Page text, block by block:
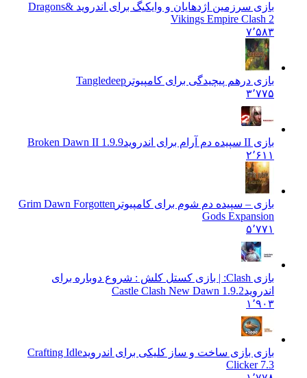
بازی سرزمین اژدهایان و وایکیگ برای اندروید &Dragons
Vikings Empire Clash 2
۷٬۵۸۳
بازی درهم پیچیدگی برای کامپیوترTangledeep
۳٬۷۷۵
بازی II سپیده دم آرام برای اندروید
Broken Dawn II 1.9.9
۲٬۶۱۱
بازی – سپیده دم شوم برای کامپیوترGrim Dawn Forgotten
Gods Expansion
۵٬۷۷۱
بازی Clash: | بازی کستل کلش : شروع دوباره برای
اندروید Castle Clash New Dawn 1.9.2
۱٬۹۰۳
بازی بازی ساخت و ساز کلیکی برای اندروید Crafting Idle
Clicker 7.3